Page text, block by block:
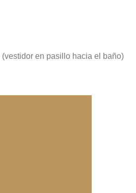
(vestidor en pasillo hacia el baño)